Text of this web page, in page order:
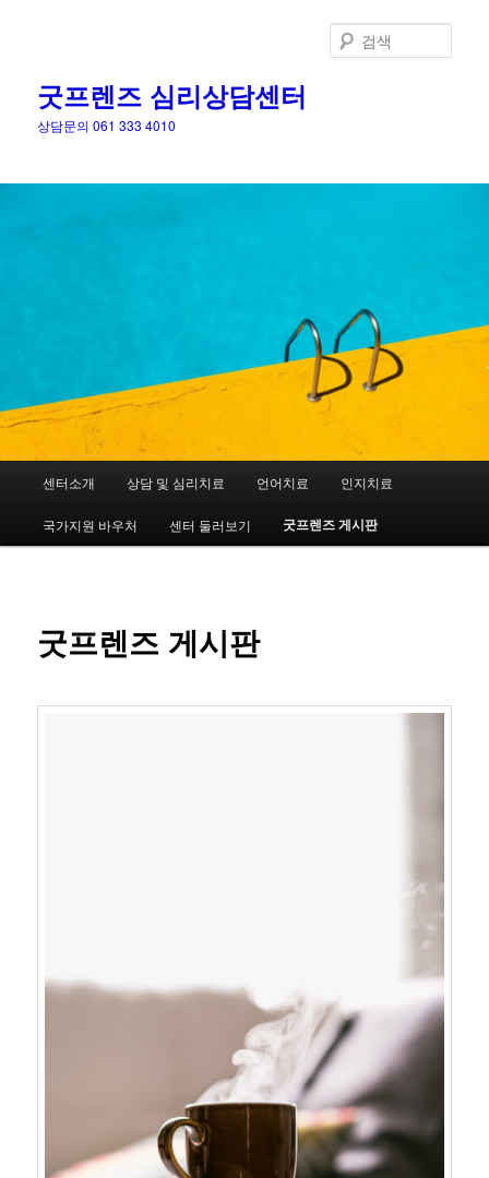
굿프렌즈 심리상담센터
상담문의 061 333 4010
색
뉴
첫
번
컨
센터소개 상담 및 심리치료 언어치료 인지치료
국가지원 바우처 센터 둘러보기 굿프렌즈 게시판
굿프렌즈 게시판